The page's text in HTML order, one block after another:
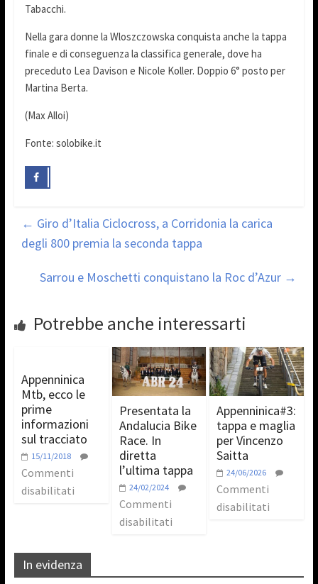
Tabacchi.
Nella gara donne la Wloszczowska conquista anche la tappa
finale e di conseguenza la classifica generale, dove ha
preceduto Lea Davison e Nicole Koller. Doppio 6° posto per
Martina Berta.
(Max Alloi)
Fonte: solobike.it
← Giro d’Italia Ciclocross, a Corridonia la carica
degli 800 premia la seconda tappa
Sarrou e Moschetti conquistano la Roc d’Azur →
Potrebbe anche interessarti
Appenninica
Mtb, ecco le
prime
informazioni
sul tracciato
15/11/2018
Commenti
disabilitati
Presentata la
Andalucia Bike
Race. In
diretta
l’ultima tappa
24/02/2024
Commenti
disabilitati
Appenninica#3:
tappa e maglia
per Vincenzo
Saitta
24/06/2026
Commenti
disabilitati
In evidenza